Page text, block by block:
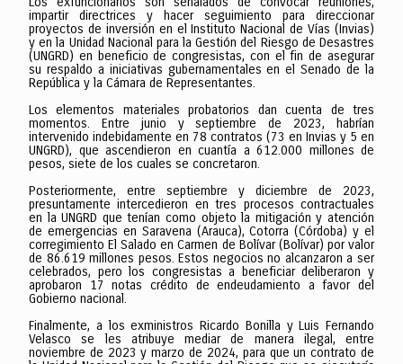
impartir directrices y hacer seguimiento para direccionar
proyectos de inversión en el Instituto Nacional de Vías (Invias)
y en la Unidad Nacional para la Gestión del Riesgo de Desastres
(UNGRD) en beneficio de congresistas, con el fin de asegurar
su respaldo a iniciativas gubernamentales en el Senado de la
República y la Cámara de Representantes.
Los elementos materiales probatorios dan cuenta de tres
momentos. Entre junio y septiembre de 2023, habrían
intervenido indebidamente en 78 contratos (73 en Invias y 5 en
UNGRD), que ascendieron en cuantía a 612.000 millones de
pesos, siete de los cuales se concretaron.
Posteriormente, entre septiembre y diciembre de 2023,
presuntamente intercedieron en tres procesos contractuales
en la UNGRD que tenían como objeto la mitigación y atención
de emergencias en Saravena (Arauca), Cotorra (Córdoba) y el
corregimiento El Salado en Carmen de Bolívar (Bolívar) por valor
de 86.619 millones pesos. Estos negocios no alcanzaron a ser
celebrados, pero los congresistas a beneficiar deliberaron y
aprobaron 17 notas crédito de endeudamiento a favor del
Gobierno nacional.
Finalmente, a los exministros Ricardo Bonilla y Luis Fernando
Velasco se les atribuye mediar de manera ilegal, entre
noviembre de 2023 y marzo de 2024, para que un contrato de